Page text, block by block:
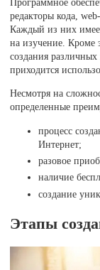
редакторы кода,
Каждый из них
на изучение. Кроме
создания
приходится
Несмотря на
определенные
процесс
Интернет;
разовое
наличие
создание
Этапы